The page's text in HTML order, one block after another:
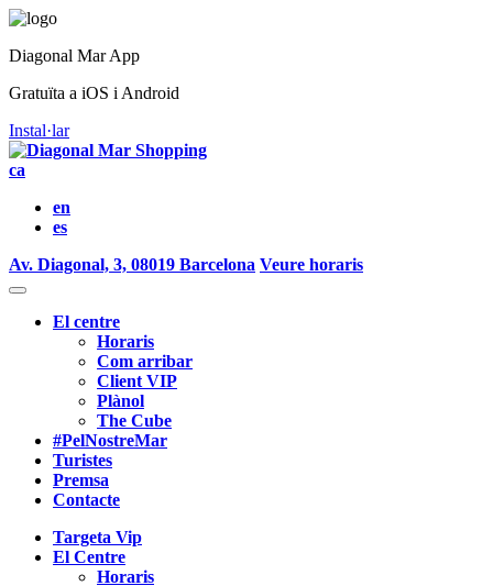
Diagonal Mar App
Gratuïta a iOS i Android
Instal·lar
ca
en
es
Av. Diagonal, 3, 08019 Barcelona Veure horaris
El centre
Horaris
Com arribar
Client VIP
Plànol
The Cube
#PelNostreMar
Turistes
Premsa
Contacte
Targeta Vip
El Centre
Horaris